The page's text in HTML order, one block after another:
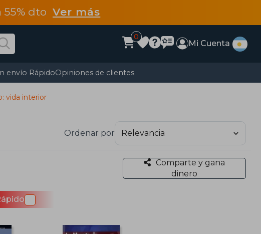
55% dtoVer más
0
Mi Cuenta
envío RápidoOpiniones de clientes
vida interior
Ordenar por
Comparte y gana
dinero